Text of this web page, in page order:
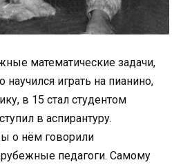
математические задачи,
научился играть на пианино,
в 15 стал студентом
в аспирантуру.
о нём говорили
педагоги. Самому